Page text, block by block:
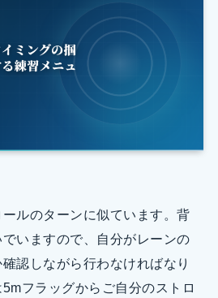
ルのターンに似ています。背
いますので、自分がレーンの
認しながら行わなければなり
フラッグからご自分のストロ